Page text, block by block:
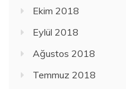
Ekim 2018
Eylül 2018
Ağustos 2018
Temmuz 2018